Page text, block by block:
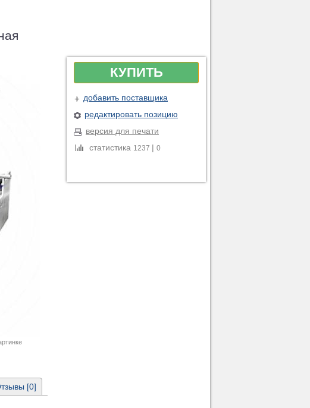
[0]
КУПИТЬ
добавить поставщика
редактировать позицию
версия для печати
статистика 1237 | 0